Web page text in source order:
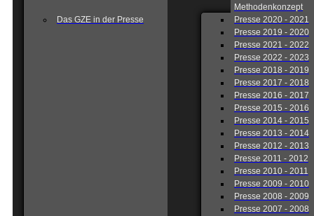
Methodenkonzept
Das GZE in der Presse
Presse 2020 - 2021
Presse 2019 - 2020
Presse 2021 - 2022
Presse 2022 - 2023
Presse 2018 - 2019
Presse 2017 - 2018
Presse 2016 - 2017
Presse 2015 - 2016
Presse 2014 - 2015
Presse 2013 - 2014
Presse 2012 - 2013
Presse 2011 - 2012
Presse 2010 - 2011
Presse 2009 - 2010
Presse 2008 - 2009
Presse 2007 - 2008